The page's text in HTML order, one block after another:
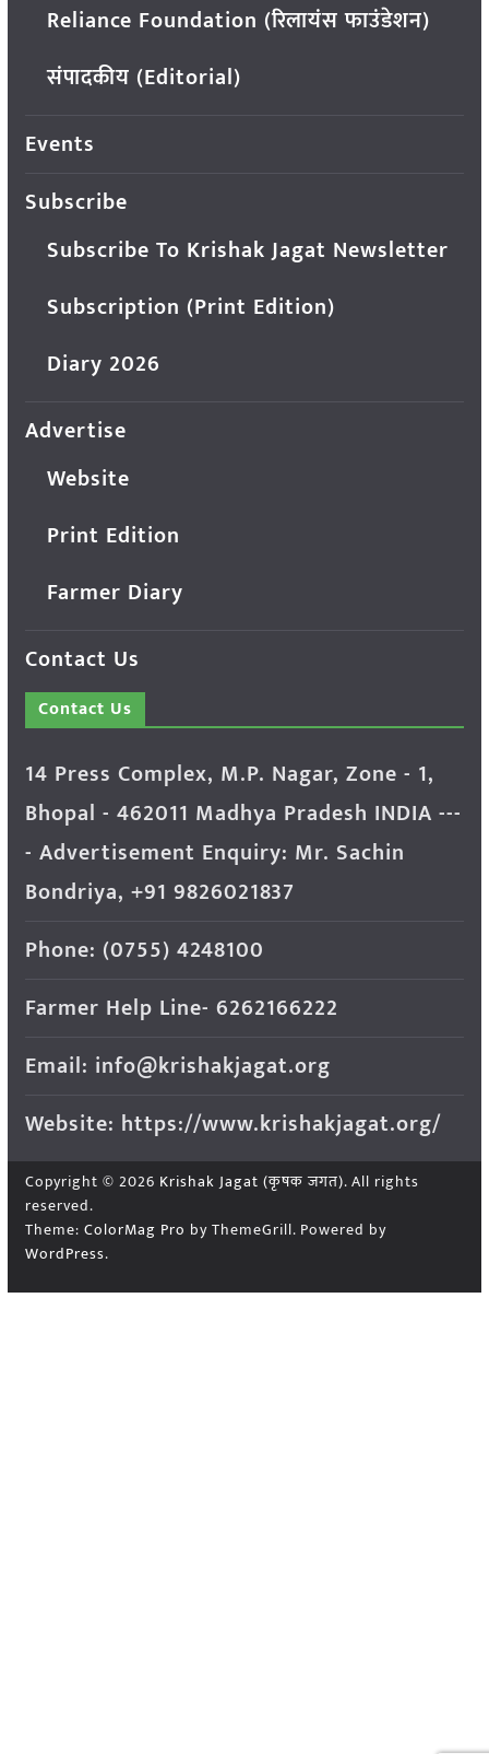
Reliance Foundation (रिलायंस फाउंडेशन)
संपादकीय (Editorial)
Events
Subscribe
Subscribe To Krishak Jagat Newsletter
Subscription (Print Edition)
Diary 2026
Advertise
Website
Print Edition
Farmer Diary
Contact Us
Contact Us
14 Press Complex, M.P. Nagar, Zone - 1,
Bhopal - 462011 Madhya Pradesh INDIA ---
- Advertisement Enquiry: Mr. Sachin
Bondriya, +91 9826021837
Phone: (0755) 4248100
Farmer Help Line- 6262166222
Email: info@krishakjagat.org
Website: https://www.krishakjagat.org/
Copyright © 2026 Krishak Jagat (कृषक जगत). All rights
reserved.
Theme: ColorMag Pro by ThemeGrill. Powered by
WordPress.